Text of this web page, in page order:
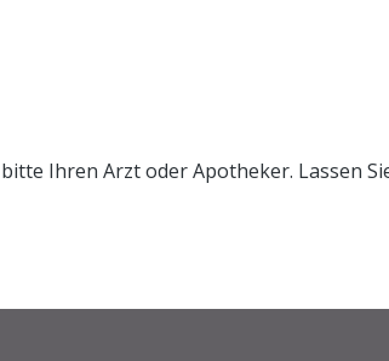
Ihren Arzt oder Apotheker. Lassen